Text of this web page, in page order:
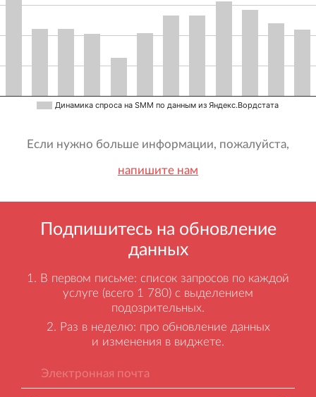
Динамика спроса на SMM по данным из Яндекс.Вордстата
Если нужно больше информации, пожалуйста,
напишите нам
Подпишитесь на обновление
данных
В первом письме: список запросов по каждой
услуге (всего 1 780) с выделением
подозрительных.
Раз в неделю: про обновление данных
и изменения в виджете.